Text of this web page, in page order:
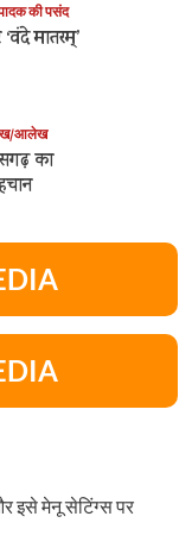
की पसंद
मातरम्’
आलेख
का
इसे मेनू सेटिंग्स पर